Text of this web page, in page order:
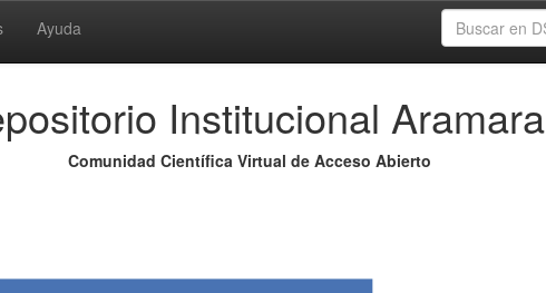
Ayuda
Institucional Aramara
Comunidad Científica Virtual de Acceso Abierto